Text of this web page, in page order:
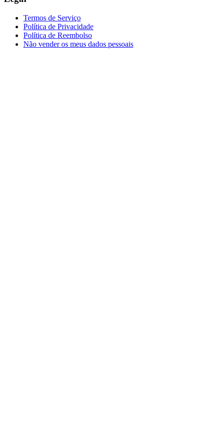
Termos de Serviço
Política de Privacidade
Política de Reembolso
Não vender os meus dados pessoais